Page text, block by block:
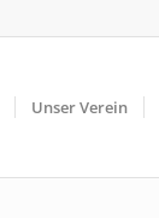
Unser Verein